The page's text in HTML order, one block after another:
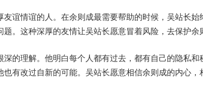
谊情谊的人。在余则成最需要帮助的时候，吴站长始
。这种深厚的友情让吴站长愿意冒着风险，去保护余
的理解。他明白每个人都有过去，都有自己的隐私和
有改过自新的可能。吴站长愿意相信余则成的内心，